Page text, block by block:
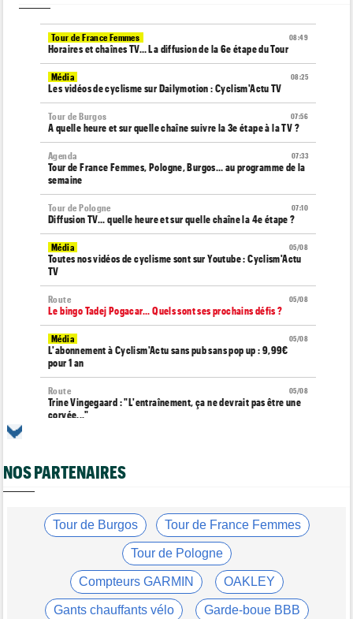
08:49
Tour de France Femmes
Horaires et chaînes TV… La diffusion de la 6e étape du Tour
08:25
Média
Les vidéos de cyclisme sur Dailymotion : Cyclism'Actu TV
07:56
Tour de Burgos
A quelle heure et sur quelle chaîne suivre la 3e étape à la TV ?
07:33
Agenda
Tour de France Femmes, Pologne, Burgos… au programme de la
semaine
07:10
Tour de Pologne
Diffusion TV... quelle heure et sur quelle chaîne la 4e étape ?
05/08
Média
Toutes nos vidéos de cyclisme sont sur Youtube : Cyclism'Actu
TV
05/08
Route
Le bingo Tadej Pogacar... Quels sont ses prochains défis ?
05/08
Média
L'abonnement à Cyclism'Actu sans pub sans pop up : 9,99€
pour 1 an
05/08
Route
Trine Vingegaard : "L'entraînement, ça ne devrait pas être une
corvée..."
c'est ici !
05/08
Tour de Burgos
Oscar Onley : "Je n'avais pas connu le début de saison idéal…"
Tour de Pologne
Paul Magnier seulement 14e de la 3e étape... puis déclassé
05/08
Tour du Portugal
NOS PARTENAIRES
Tour de Burgos Tour de France Femmes
Tour de Pologne
Compteurs GARMIN OAKLEY
Gants chauffants vélo Garde-boue BBB